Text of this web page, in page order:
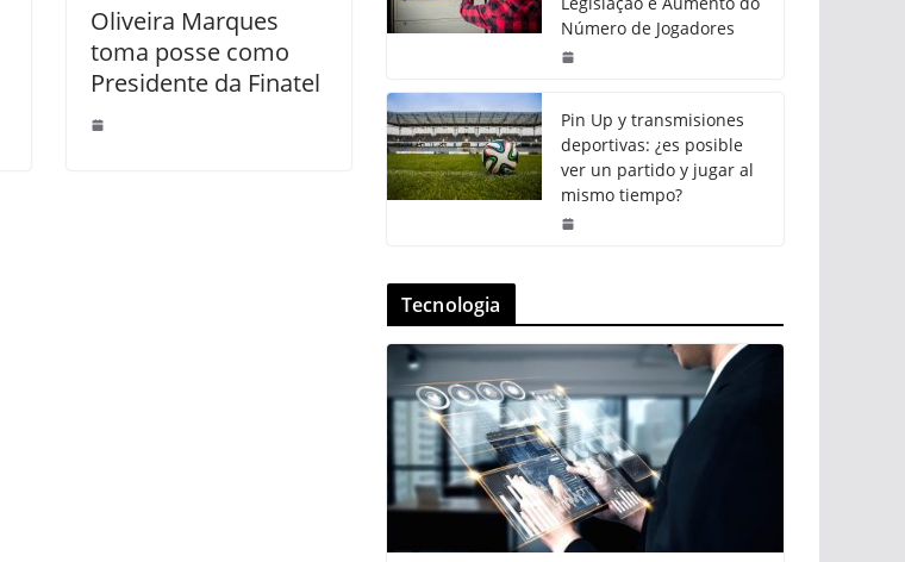
Oliveira Marques
toma posse como
Presidente da Finatel
Número de Jogadores
Pin Up y transmisiones
deportivas: ¿es posible
ver un partido y jugar al
mismo tiempo?
Tecnologia